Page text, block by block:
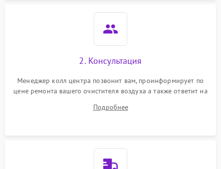
2. Консультация
Менеджер колл центра позвонит вам, проинформирует по
цене ремонта вашего очистителя воздуха а также ответит на
Подробнее